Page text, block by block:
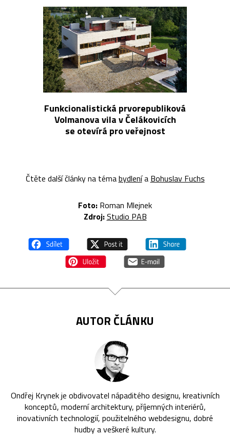
Funkcionalistická prvorepubliková
Volmanova vila v Čelákovicích
se otevírá pro veřejnost
Čtěte další články na témabydlenía Bohuslav Fuchs
Foto: Roman Mlejnek
Zdroj:Studio PAB
AUTOR ČLÁNKU
Ondřej Krynek je obdivovatel nápaditého designu, kreativních
konceptů, moderní architektury, příjemných interiérů,
inovativních technologií, použitelného webdesignu, dobré
hudby a veškeré kultury.